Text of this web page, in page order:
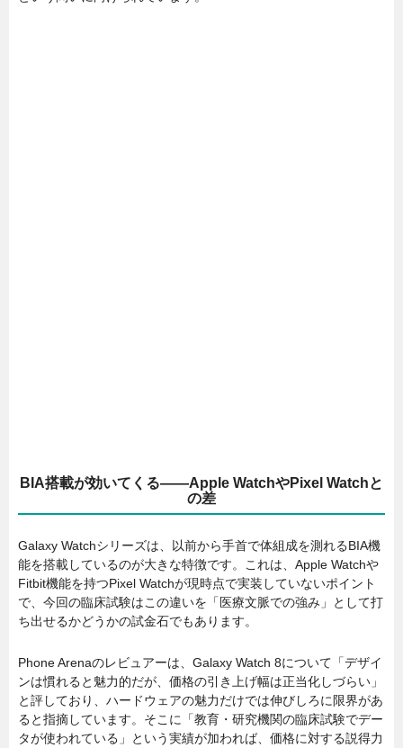
BIA搭載が効いてくる――Apple WatchやPixel Watchと
の差
Galaxy Watchシリーズは、以前から手首で体組成を測れるBIA機
能を搭載しているのが大きな特徴です。これは、Apple Watchや
Fitbit機能を持つPixel Watchが現時点で実装していないポイント
で、今回の臨床試験はこの違いを「医療文脈での強み」として打
ち出せるかどうかの試金石でもあります。
Phone Arenaのレビュアーは、Galaxy Watch 8について「デザイ
ンは慣れると魅力的だが、価格の引き上げ幅は正当化しづらい」
と評しており、ハードウェアの魅力だけでは伸びしろに限界があ
ると指摘しています。そこに「教育・研究機関の臨床試験でデー
タが使われている」という実績が加われば、価格に対する説得力